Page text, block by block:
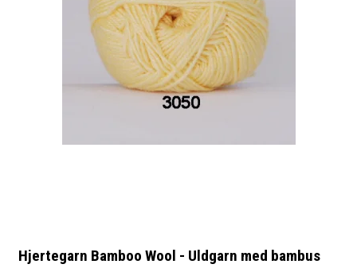
Hjertegarn Bamboo Wool - Uldgarn med bambus